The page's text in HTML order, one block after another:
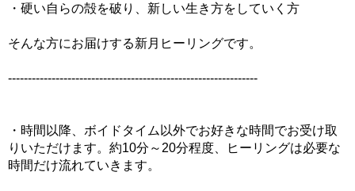
・硬い自らの殻を破り、新しい生き方をしていく方
そんな方にお届けする新月ヒーリングです。
---------------------------------------------------------------
・時間以降、ボイドタイム以外でお好きな時間でお受け取
りいただけます。約10分～20分程度、ヒーリングは必要な
時間だけ流れていきます。